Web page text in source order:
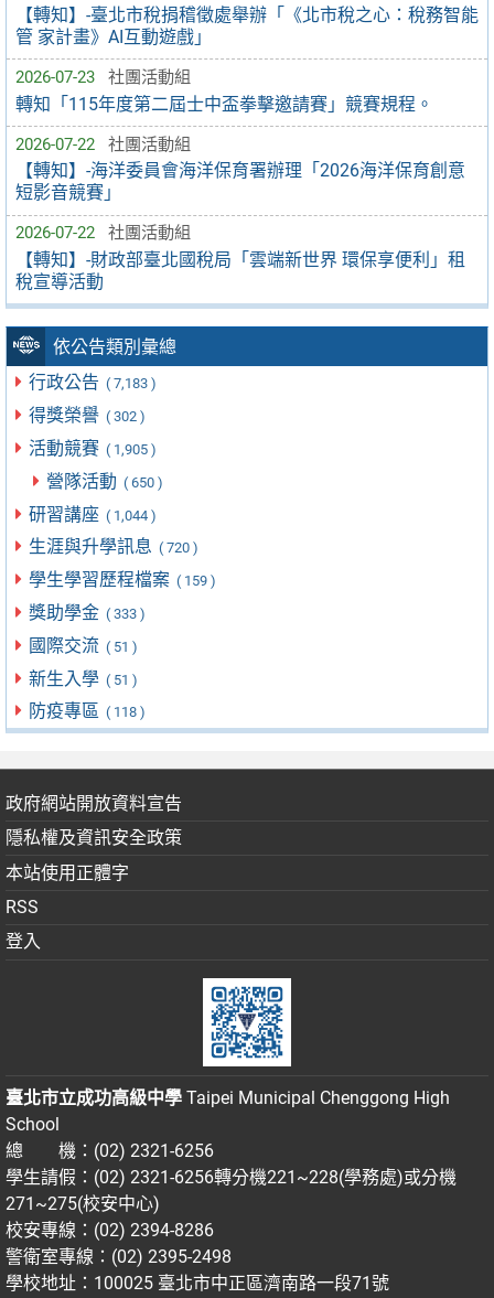
【轉知】-臺北市稅捐稽徵處舉辦「《北市稅之心：稅務智能
管 家計畫》AI互動遊戲」
2026-07-23 社團活動組
轉知「115年度第二屆士中盃拳擊邀請賽」競賽規程。
2026-07-22 社團活動組
【轉知】-海洋委員會海洋保育署辦理「2026海洋保育創意
短影音競賽」
2026-07-22 社團活動組
【轉知】-財政部臺北國稅局「雲端新世界 環保享便利」租
稅宣導活動
依公告類別彙總
行政公告 ( 7,183 )
得獎榮譽 ( 302 )
活動競賽 ( 1,905 )
營隊活動 ( 650 )
研習講座 ( 1,044 )
生涯與升學訊息 ( 720 )
學生學習歷程檔案 ( 159 )
獎助學金 ( 333 )
國際交流 ( 51 )
新生入學 ( 51 )
防疫專區 ( 118 )
政府網站開放資料宣告
隱私權及資訊安全政策
本站使用正體字
RSS
登入
臺北市立成功高級中學 Taipei Municipal Chenggong High
School
總 機：(02) 2321-6256
學生請假：(02) 2321-6256轉分機221~228(學務處)或分機
271~275(校安中心)
校安專線：(02) 2394-8286
警衛室專線：(02) 2395-2498
學校地址：100025 臺北市中正區濟南路一段71號